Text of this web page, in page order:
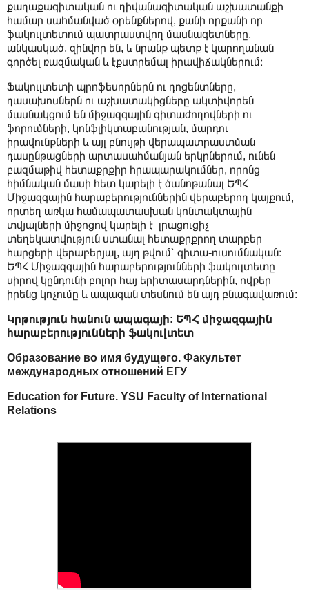
քաղաքագիտական ու դիվանագիտական աշխատանքի
համար սահմանված օրենքներով, քանի որքանի որ
ֆակուլտետում պատրաստվող մասնագետները,
անկասկած, զինվոր են, և նրանք պետք է կարողանան
գործել ռազմական և էքստրեմալ իրավիճակներում։
Ֆակուլտետի պրոֆեսորներն ու դոցենտները,
դասախոսներն ու աշխատակիցները ակտիվորեն
մասնակցում են միջազգային գիտաժողովների ու
ֆորումների, կոնֆլիկտաբանության, մարդու
իրավունքների և այլ բնույթի վերապատրաստման
դասընթացների արտասահմանյան երկրներում, ունեն
բազմաթիվ հետաքրքիր հրապարակումներ, որոնց
հիմնական մասի հետ կարելի է ծանոթանալ ԵՊՀ
Միջազգային հարաբերություններին վերաբերող կայքում,
որտեղ առկա համապատասխան կոնտակտային
տվյալների միջոցով կարելի է լրացուցիչ
տեղեկատվություն ստանալ հետաքրքրող տարբեր
հարցերի վերաբերյալ, այդ թվում՝ գիտա-ուսումնական։
ԵՊՀ Միջազգային հարաբերությունների ֆակուլտետը
սիրով կընդունի բոլոր հայ երիտասարդներին, ովքեր
իրենց կոչումը և ապագան տեսնում են այդ բնագավառում։
Կրթություն հանուն ապագայի: ԵՊՀ միջազգային
հարաբերությունների ֆակուլտետ
Образование во имя будущего. Факультет
международных отношений ЕГУ
Education for Future. YSU Faculty of International
Relations